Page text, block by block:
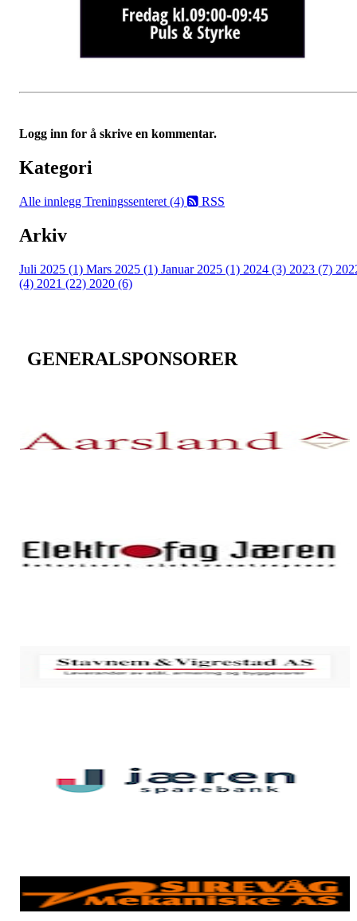
Logg inn for å skrive en kommentar.
Kategori
Alle innlegg Treningssenteret (4) RSS
Arkiv
Juli 2025 (1) Mars 2025 (1) Januar 2025 (1) 2024 (3) 2023 (7)
(4) 2021 (22) 2020 (6)
GENERALSPONSORER